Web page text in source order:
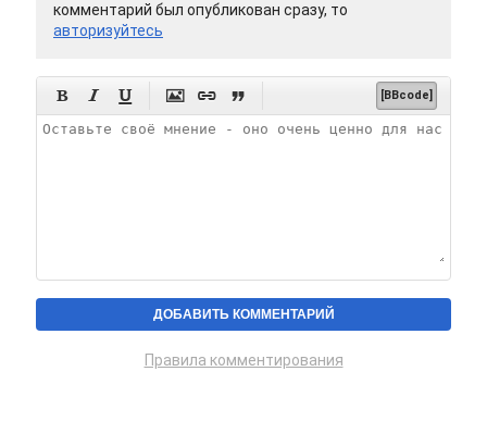
комментарий был опубликован сразу, то
авторизуйтесь
      [BBcode]
Правила комментирования